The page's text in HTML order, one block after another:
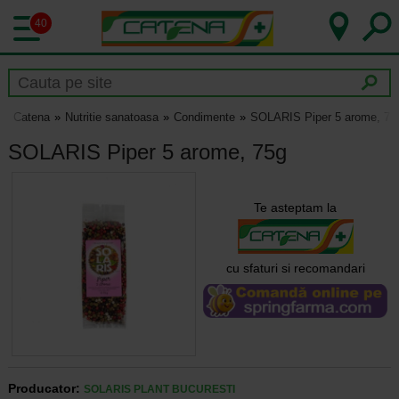
40
Catena Nutritie sanatoasa Condimente SOLARIS Piper 5 arome,
SOLARIS Piper 5 arome, 75g
Te asteptam la
cu sfaturi si recomandari
Producator: SOLARIS PLANT BUCURESTI